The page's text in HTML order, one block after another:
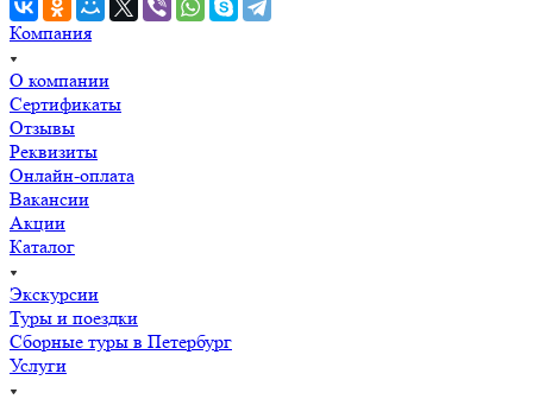
Компания
О компании
Сертификаты
Отзывы
Реквизиты
Онлайн-оплата
Вакансии
Акции
Каталог
Экскурсии
Туры и поездки
Сборные туры в Петербург
Услуги